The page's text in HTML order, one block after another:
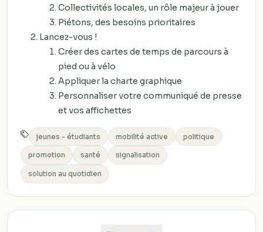
Collectivités locales, un rôle majeur à jouer
Piétons, des besoins prioritaires
Lancez-vous !
Créer des cartes de temps de parcours à
pied ou à vélo
Appliquer la charte graphique
Personnaliser votre communiqué de presse
et vos affichettes
jeunes - étudiants mobilité active politique
promotion santé signalisation
solution au quotidien